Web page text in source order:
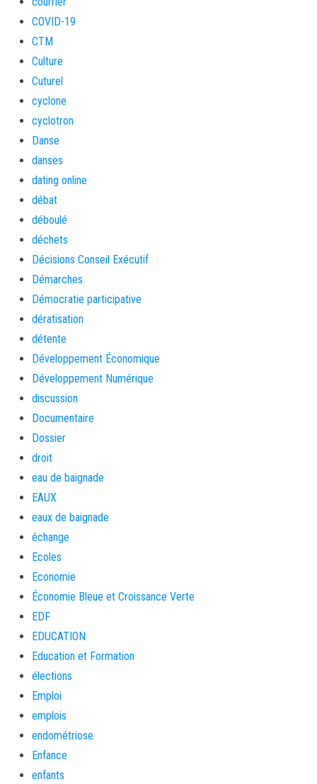
COVID-19
CTM
Culture
Cuturel
cyclone
cyclotron
Danse
danses
dating online
débat
déboulé
déchets
Décisions Conseil Exécutif
Démarches
Démocratie participative
dératisation
détente
Développement Économique
Développement Numérique
discussion
Documentaire
Dossier
droit
eau de baignade
EAUX
eaux de baignade
échange
Ecoles
Economie
Économie Bleue et Croissance Verte
EDF
EDUCATION
Education et Formation
élections
Emploi
emplois
endométriose
Enfance
enfants